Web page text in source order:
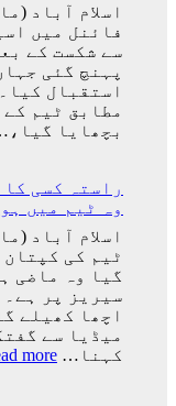
سے شکست کے
پہنچ گئی
استقبال
مطابق ٹیم
بچھایا
راستہ کسی
وہ ٹیم میں
اسلام آباد
ٹیم کی
گیا وہ ماضی
سیریز پر
اچھا کھیلے
میڈیا سے
کہنا… more